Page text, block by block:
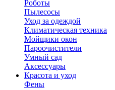
Роботы
Пылесосы
Уход за одеждой
Климатическая техника
Мойщики окон
Пароочистители
Умный сад
Аксессуары
Красота и уход
Фены